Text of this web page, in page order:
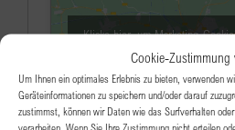
Cookie-Zustimmung
Um Ihnen ein optimales Erlebnis zu bieten, verwenden
Geräteinformationen zu speichern und/oder darauf
zustimmst, können wir Daten wie das Surfverhalten
verarbeiten. Wenn Sie Ihre Zustimmung nicht erteilen
Klicke hier, um Marketing-
diesen Inhalt zu